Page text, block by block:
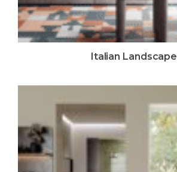
Italian Landscape